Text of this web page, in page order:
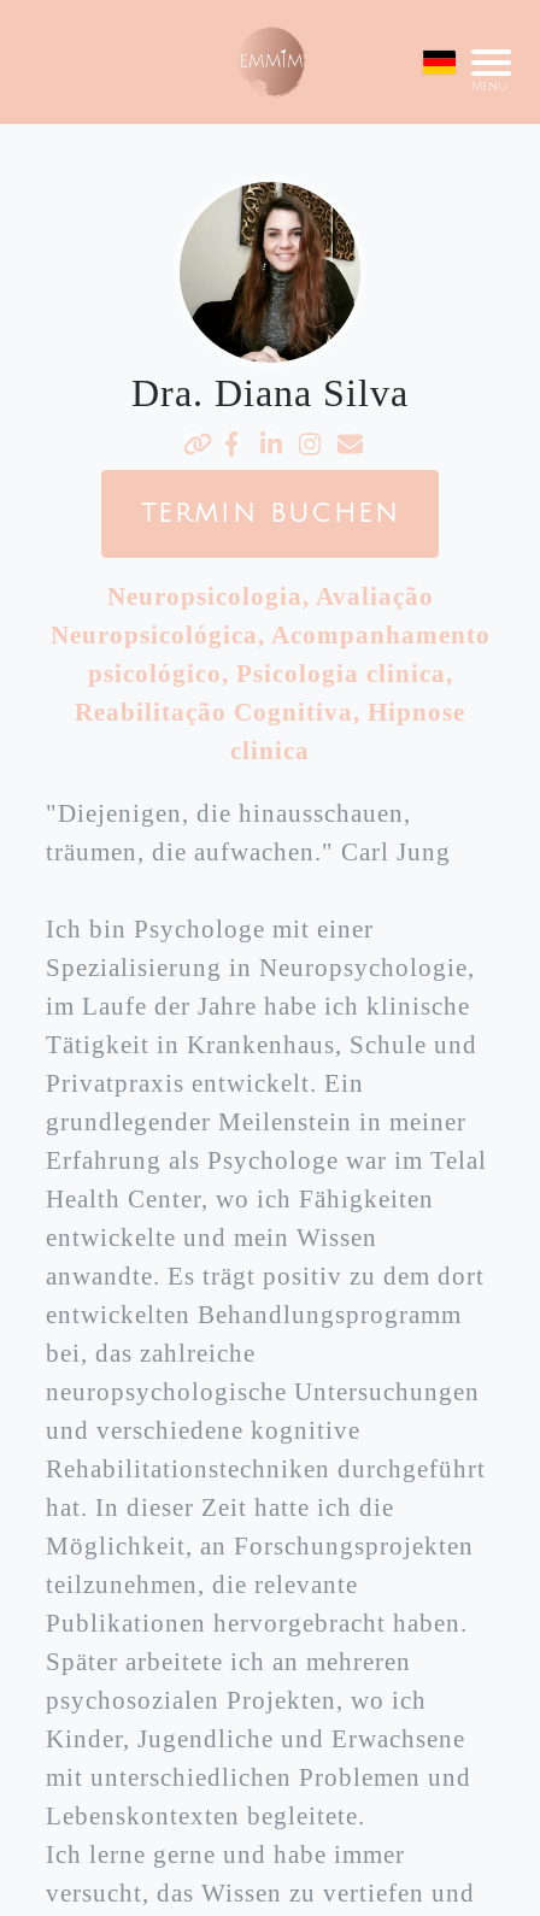
Menu
Dra. Diana Silva
TERMIN BUCHEN
Neuropsicologia, Avaliação
Neuropsicológica, Acompanhamento
psicológico, Psicologia clinica,
Reabilitação Cognitiva, Hipnose
clinica
"Diejenigen, die hinausschauen,
träumen, die aufwachen." Carl Jung
Ich bin Psychologe mit einer
Spezialisierung in Neuropsychologie,
im Laufe der Jahre habe ich klinische
Tätigkeit in Krankenhaus, Schule und
Privatpraxis entwickelt. Ein
grundlegender Meilenstein in meiner
Erfahrung als Psychologe war im Telal
Health Center, wo ich Fähigkeiten
entwickelte und mein Wissen
anwandte. Es trägt positiv zu dem dort
entwickelten Behandlungsprogramm
bei, das zahlreiche
neuropsychologische Untersuchungen
und verschiedene kognitive
Rehabilitationstechniken durchgeführt
hat. In dieser Zeit hatte ich die
Möglichkeit, an Forschungsprojekten
teilzunehmen, die relevante
Publikationen hervorgebracht haben.
Später arbeitete ich an mehreren
psychosozialen Projekten, wo ich
Kinder, Jugendliche und Erwachsene
mit unterschiedlichen Problemen und
Lebenskontexten begleitete.
Ich lerne gerne und habe immer
versucht, das Wissen zu vertiefen und